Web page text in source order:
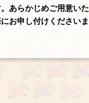
あらかじめご用意いた
お申し付けくださいま